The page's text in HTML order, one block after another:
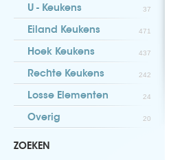
U - Keukens 37
Eiland Keukens 471
Hoek Keukens 437
Rechte Keukens 242
Losse Elementen 24
Overig 20
ZOEKEN